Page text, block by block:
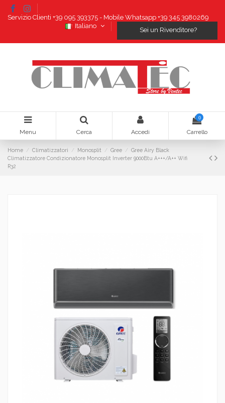
Servizio Clienti +39 095 393375 - Mobile Whatsapp +39 345 3980269
Italiano
Sei un Rivenditore?
Menu Cerca Accedi
0
Carrello
Home Climatizzatori Monosplit Gree
Gree Airy Black
Climatizzatore Condizionatore Monosplit Inverter 9000Btu A+++/A++ Wifi
R32